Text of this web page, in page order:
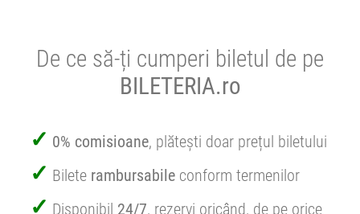
De ce să-ți cumperi biletul de pe
BILETERIA.ro
0% comisioane, plătești doar prețul biletului
Bilete rambursabile conform termenilor
Disponibil 24/7, rezervi oricând, de pe orice